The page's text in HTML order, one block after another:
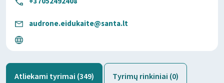
audrone.eidukaite@santa.lt
Atliekami tyrimai (349) Tyrimų rinkiniai (0)